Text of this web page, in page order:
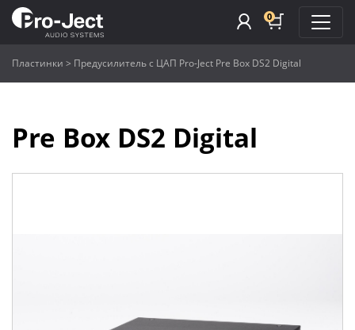
0
Пластинки > Предусилитель с ЦАП Pro-Ject Pre Box DS2 Digital
Pre Box DS2 Digital